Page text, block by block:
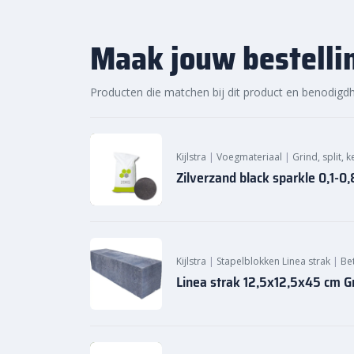
Bij Sierbestratingsmarkt.com ben je verzekerd
Dankzij onze ruime voorraad en snelle levering
slag met jouw tuinproject. Bestel daarom vandaag
Sierbestratingsmarkt.com.
Maak jouw
Producten die matchen bij dit product en
Kijlstra | Voegmateriaal | Grind, split,
Zilverzand black sparkle 0,1-
Kijlstra | Stapelblokken Linea strak |
Linea strak 12,5x12,5x45 cm